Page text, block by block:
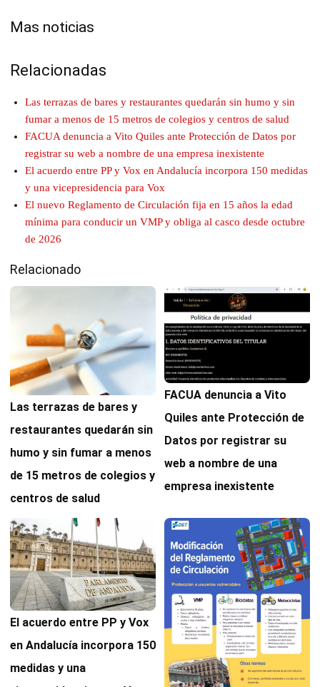
Mas noticias
Relacionadas
Las terrazas de bares y restaurantes quedarán sin humo y sin
fumar a menos de 15 metros de colegios y centros de salud
FACUA denuncia a Vito Quiles ante Protección de Datos por
registrar su web a nombre de una empresa inexistente
El acuerdo entre PP y Vox en Andalucía incorpora 150 medidas
y una vicepresidencia para Vox
El nuevo Reglamento de Circulación fija en 15 años la edad
mínima para conducir un VMP y obliga al casco desde octubre
de 2026
Relacionado
Las terrazas de bares y
restaurantes quedarán sin
humo y sin fumar a menos
de 15 metros de colegios y
centros de salud
FACUA denuncia a Vito
Quiles ante Protección de
Datos por registrar su
web a nombre de una
empresa inexistente
El acuerdo entre PP y Vox
en Andalucía incorpora 150
medidas y una